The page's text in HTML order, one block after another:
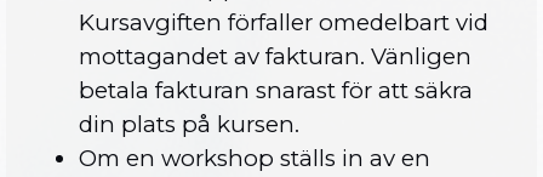
Kursavgiften förfaller omedelbart vid
mottagandet av fakturan. Vänligen
betala fakturan snarast för att säkra
din plats på kursen.
Om en workshop ställs in av en